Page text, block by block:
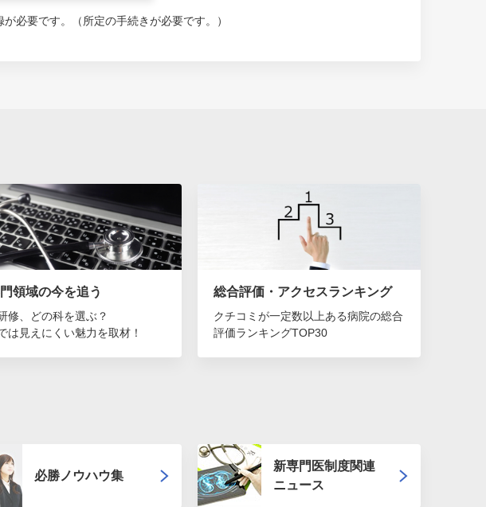
必要です。（所定の手続きが必要です。）
領域の今を追う
修、どの科を選ぶ？
は見えにくい魅力を取材！
総合評価・ アクセスランキング
クチコミが一定数以上ある病院の総合
評価ランキングTOP30
必勝ノウハウ集
新専門医制度関連
ニュース